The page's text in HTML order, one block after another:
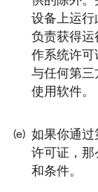
设备上运
负责获得
作系统许
与任何第
使用软件。
(e) 如果你通
许可证，
和条件。